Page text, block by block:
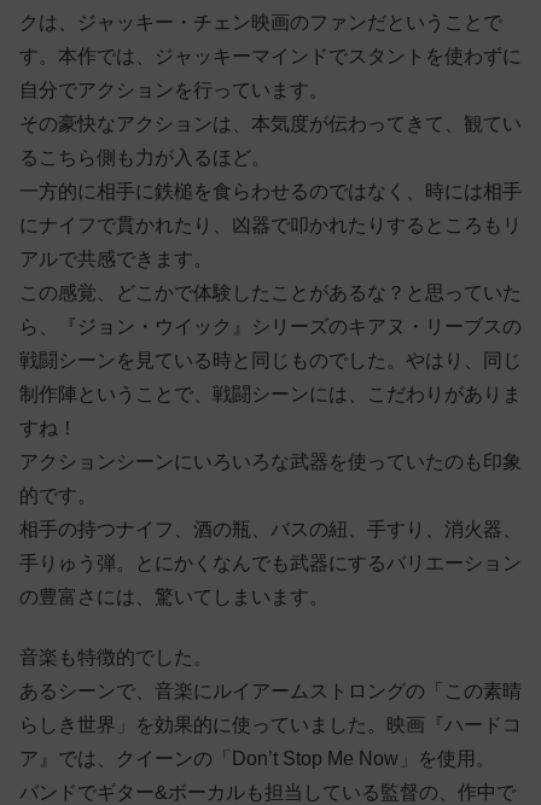
クは、ジャッキー・チェン映画のファンだということで
す。本作では、ジャッキーマインドでスタントを使わずに
自分でアクションを行っています。
その豪快なアクションは、本気度が伝わってきて、観てい
るこちら側も力が入るほど。
一方的に相手に鉄槌を食らわせるのではなく、時には相手
にナイフで貫かれたり、凶器で叩かれたりするところもリ
アルで共感できます。
この感覚、どこかで体験したことがあるな？と思っていた
ら、『ジョン・ウイック』シリーズのキアヌ・リーブスの
戦闘シーンを見ている時と同じものでした。やはり、同じ
制作陣ということで、戦闘シーンには、こだわりがありま
すね！
アクションシーンにいろいろな武器を使っていたのも印象
的です。
相手の持つナイフ、酒の瓶、バスの紐、手すり、消火器、
手りゅう弾。とにかくなんでも武器にするバリエーション
の豊富さには、驚いてしまいます。
音楽も特徴的でした。
あるシーンで、音楽にルイアームストロングの「この素晴
らしき世界」を効果的に使っていました。映画『ハードコ
ア』では、クイーンの「Don’t Stop Me Now」を使用。
バンドでギター&ボーカルも担当している監督の、作中で